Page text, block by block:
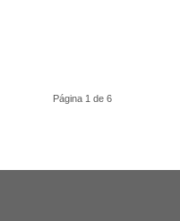
Página 1 de 6